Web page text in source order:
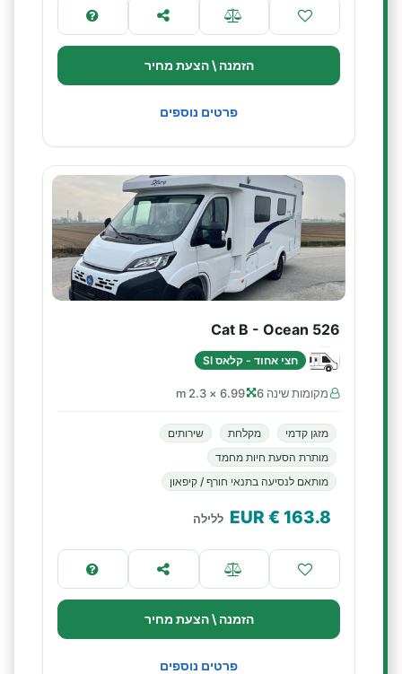
הזמנה \ הצעת מחיר
פרטים נוספים
Cat B - Ocean 526
חצי אחוד - קלאס SI
מקומות שינה 6 6.99 × 2.3 m
מזגן קדמי מקלחת
שירותים
מותרת הסעת חיות מחמד
מותאם לנסיעה בתנאי חורף / קיפאון
163.8
€ EUR ללילה
הזמנה \ הצעת מחיר
פרטים נוספים